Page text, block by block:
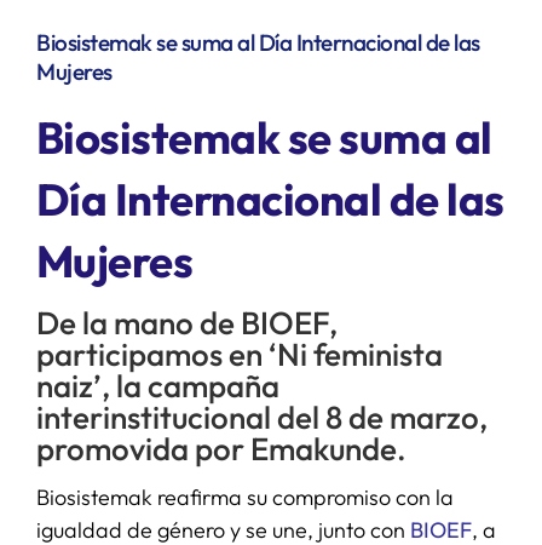
GRUPOS DE INVESTIGACIÓN
SERVICIOS
APOYO I+D+I
NOTICIAS
Biosistemak se suma al Día Internacional de las
Mujeres
Biosistemak se suma al
Día Internacional de las
Mujeres
De la mano de BIOEF,
participamos en ‘Ni feminista
naiz’, la campaña
interinstitucional del 8 de marzo,
promovida por Emakunde.
Biosistemak reafirma su compromiso con la
igualdad de género y se une, junto con BIOEF, a